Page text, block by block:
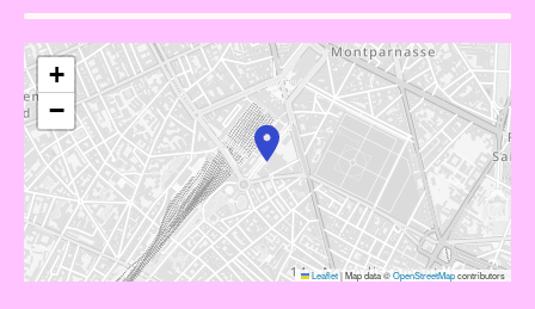
+
−
Leaflet|Map data ©OpenStreetMapcontributors